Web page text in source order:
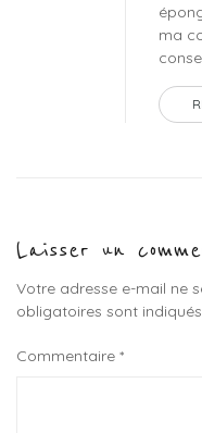
ma
Laisser un
Votre adresse e-mail ne
obligatoires sont
Commentaire *